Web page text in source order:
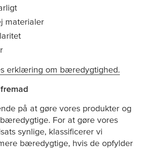
materialer
erklæring om bæredygtighed.​
på at gøre vores produkter og
For at gøre vores
synlige, klassificerer vi
bæredygtige, hvis de opfylder